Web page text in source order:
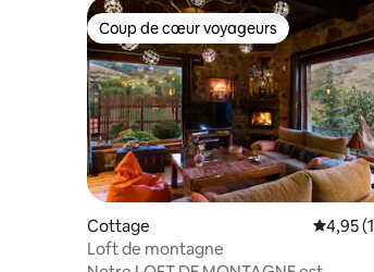
Coup de cœur voyageurs
Coup de cœur voyageurs
Cottage
4,95
Loft de montagne